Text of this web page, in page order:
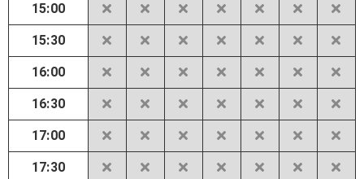
15:00
15:30
16:00
16:30
17:00
17:30